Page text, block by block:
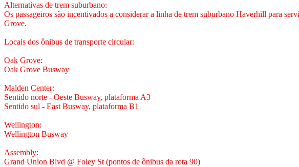
Alternativas de trem suburbano:
Os passageiros são incentivados a considerar a linha de trem suburbano Haverhill para
Grove.
Locais dos ônibus de transporte circular:
Oak Grove:
Oak Grove Busway
Malden Center:
Sentido norte - Oeste Busway, plataforma A3​
Sentido sul - East Busway, plataforma B1
Wellington:
Wellington Busway
Assembly:
Grand Union Blvd @ Foley St (pontos de ônibus da rota 90)